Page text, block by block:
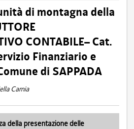
di montagna della
CONTABILE– Cat.
Finanziario e
di SAPPADA
Carnia
della presentazione delle